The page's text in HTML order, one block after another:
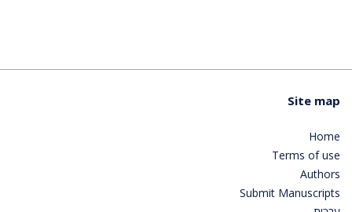
Site map
Home
Terms of use
Authors
Submit Manuscripts